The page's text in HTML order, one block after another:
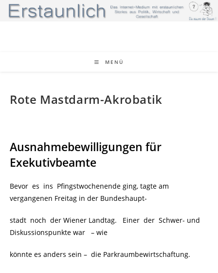
Zum
Inhalt
MENÜ
Rote Mastdarm-Akrobatik
Ausnahmebewilligungen für
Exekutivbeamte
Bevor es ins Pfingstwochenende ging, tagte am
vergangenen Freitag in der Bundeshaupt-
stadt noch der Wiener Landtag. Einer der Schwer- und
Diskussionspunkte war
– wie
könnte es anders sein – die Parkraumbewirtschaftung.